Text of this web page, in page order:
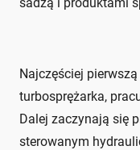
Najczęściej
turbosprężarka,
Dalej zaczynają się
sterowanym